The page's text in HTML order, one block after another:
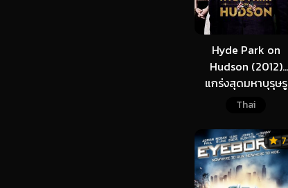
Hyde Park on
Hudson (2012)
แกร่งสุดมหาบุรุษรู
สเวลท์
Thai
7